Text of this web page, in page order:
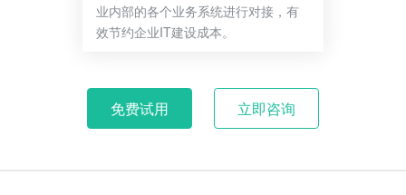
业内部的各个业务系统进行对接，有
效节约企业IT建设成本。
免费试用 立即咨询